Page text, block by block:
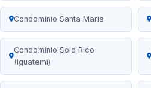
Condomínio Santa Maria
Condomínio Solo Rico
(Iguatemi)